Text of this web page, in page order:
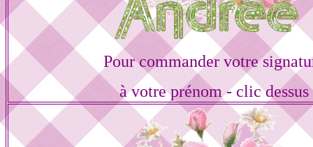
Pour commander votre
à votre prénom - clic dessus